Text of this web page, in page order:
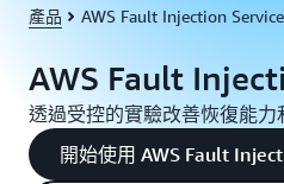
產品 AWS Fault Injection Service
AWS Fault
透過受控的實驗改善恢復能力
開始使用 AWS Fault